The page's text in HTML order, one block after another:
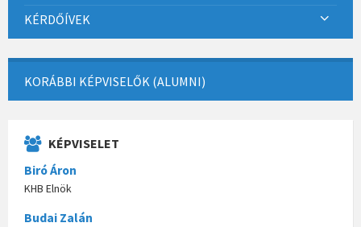
KÉRDŐÍVEK
KORÁBBI KÉPVISELŐK (ALUMNI)
KÉPVISELET
Biró Áron
KHB Elnök
Budai Zalán